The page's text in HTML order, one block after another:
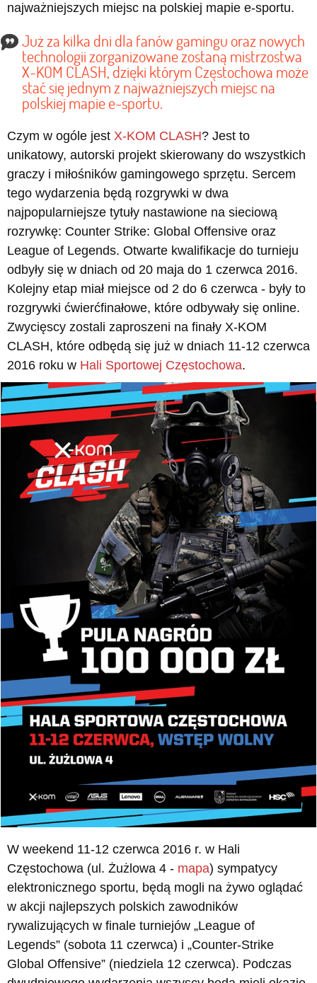
najważniejszych miejsc na polskiej mapie e-sportu.
Już za kilka dni dla fanów gamingu oraz nowych
technologii zorganizowane zostaną mistrzostwa
X-KOM CLASH, dzięki którym Częstochowa może
stać się jednym z najważniejszych miejsc na
polskiej mapie e-sportu.
Czym w ogóle jest X-KOM CLASH? Jest to
unikatowy, autorski projekt skierowany do wszystkich
graczy i miłośników gamingowego sprzętu. Sercem
tego wydarzenia będą rozgrywki w dwa
najpopularniejsze tytuły nastawione na sieciową
rozrywkę: Counter Strike: Global Offensive oraz
League of Legends. Otwarte kwalifikacje do turnieju
odbyły się w dniach od 20 maja do 1 czerwca 2016.
Kolejny etap miał miejsce od 2 do 6 czerwca - były to
rozgrywki ćwierćfinałowe, które odbywały się online.
Zwycięscy zostali zaproszeni na finały X-KOM
CLASH, które odbędą się już w dniach 11-12 czerwca
2016 roku w Hali Sportowej Częstochowa.
W weekend 11-12 czerwca 2016 r. w Hali
Częstochowa (ul. Żużlowa 4 - mapa) sympatycy
elektronicznego sportu, będą mogli na żywo oglądać
w akcji najlepszych polskich zawodników
rywalizujących w finale turniejów „League of
Legends” (sobota 11 czerwca) i „Counter-Strike
Global Offensive” (niedziela 12 czerwca). Podczas